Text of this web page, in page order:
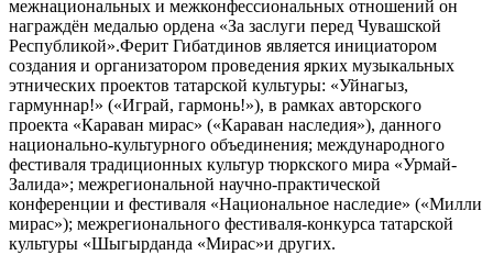
межнациональных и межконфессиональных отношений он
награждён медалью ордена «За заслуги перед Чувашской
Республикой».Ферит Гибатдинов является инициатором
создания и организатором проведения ярких музыкальных
этнических проектов татарской культуры: «Уйнагыз,
гармуннар!» («Играй, гармонь!»), в рамках авторского
проекта «Караван мирас» («Караван наследия»), данного
национально-культурного объединения; международного
фестиваля традиционных культур тюркского мира «Урмай-
Залида»; межрегиональной научно-практической
конференции и фестиваля «Национальное наследие» («Милли
мирас»); межрегионального фестиваля-конкурса татарской
культуры «Шыгырданда «Мирас»и других.